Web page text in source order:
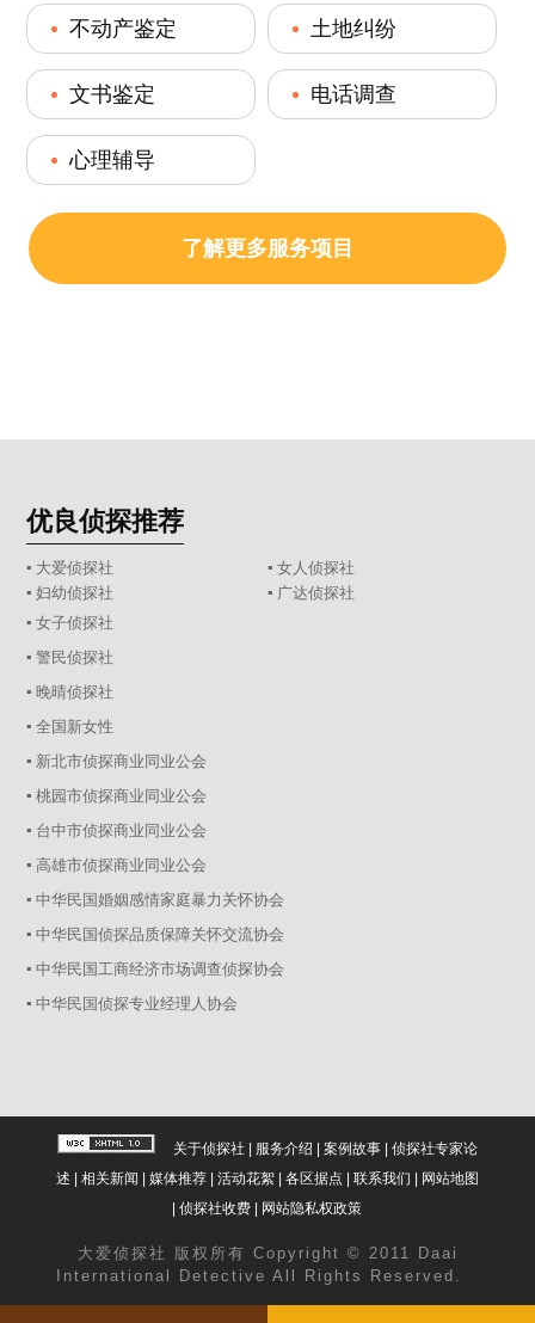
不动产鉴定 土地纠纷
文书鉴定 电话调查
心理辅导
了解更多服务项目
优良侦探推荐
▪ 大爱侦探社
▪ 女人侦探社
▪ 妇幼侦探社
▪ 广达侦探社
▪ 女子侦探社
▪ 警民侦探社
▪ 晚晴侦探社
▪ 全国新女性
▪ 新北市侦探商业同业公会
▪ 桃园市侦探商业同业公会
▪ 台中市侦探商业同业公会
▪ 高雄市侦探商业同业公会
▪ 中华民国婚姻感情家庭暴力关怀协会
▪ 中华民国侦探品质保障关怀交流协会
▪ 中华民国工商经济市场调查侦探协会
▪ 中华民国侦探专业经理人协会
关于侦探社 | 服务介绍 | 案例故事| 侦探社专家论
述 | 相关新闻 | 媒体推荐| 活动花絮| 各区据点 | 联系我们 | 网站地图
|侦探社收费 | 网站隐私权政策
大爱 侦探社
版权所有 Copyright © 2011 Daai
International Detective All Rights Reserved.